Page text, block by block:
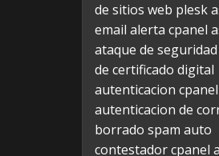
de sitios web plesk
email alerta cpanel
ataque de seguridad
de certificado digital
autenticacion cpanel
autenticacion de
borrado spam auto
contestador cpanel